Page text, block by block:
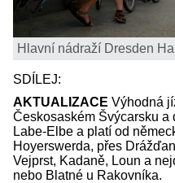
Hlavní nádraží Dresden
SDÍLEJ:
AKTUALIZACE Výhodná
Českosaském Švýcarsku
Labe-Elbe a platí od
Hoyerswerda, přes
Vejprst, Kadaně, Loun a
nebo Blatné u Rakovníka.